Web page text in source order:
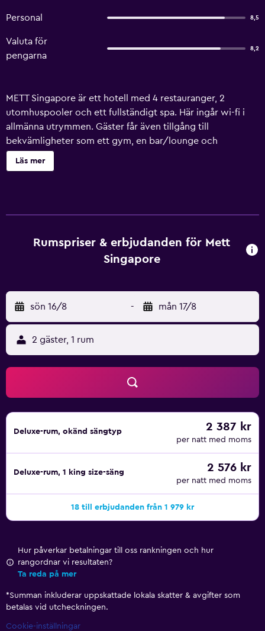
Personal 8,5
Valuta för
pengarna
8,2
METT Singapore är ett hotell med 4 restauranger, 2
utomhuspooler och ett fullständigt spa. Här ingår wi-fi i
allmänna utrymmen. Gäster får även tillgång till
bekvämligheter som ett gym, en bar/lounge och
rumsservice dygnet runt. Handdukarna byts på begäran
METT Singapore erbjuder 84 rum med minibar och
tandkräm. Skrivbord och telefon finns. Dessutom har
rummen gratis flaskvatten och kaffe- och tebryggare. Byte
sker dagligen. Här hittar du 2 utomhuspooler och
barnpool. Här finns även gym. Fritidsaktiviteterna nedan
finns antingen tillgängliga på plats eller i närheten. Avgifter
kan tillkomma.
Läs mer
Rumspriser & erbjudanden för Mett
Singapore
sön 16/8 - mån 17/8
2 gäster, 1 rum
Deluxe-rum, okänd sängtyp 2 387 kr
per natt med moms
Deluxe-rum, 1 king size-säng 2 576 kr
per natt med moms
18 till erbjudanden från 1 979 kr
Hur påverkar betalningar till oss rankningen och hur
rangordnar vi resultaten?
Ta reda på mer
*Summan inkluderar uppskattade lokala skatter & avgifter som
betalas vid utcheckningen.
Cookie-inställningar